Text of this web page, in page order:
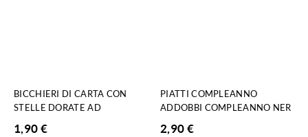
BICCHIERI DI CARTA CON
STELLE DORATE AD
1,90€
PIATTI COMPLEANNO
ADDOBBI COMPLEANNO NER
2,90€